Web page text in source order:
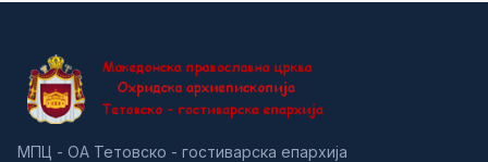
МПЦ - ОА Тетовско - гостиварска епархија